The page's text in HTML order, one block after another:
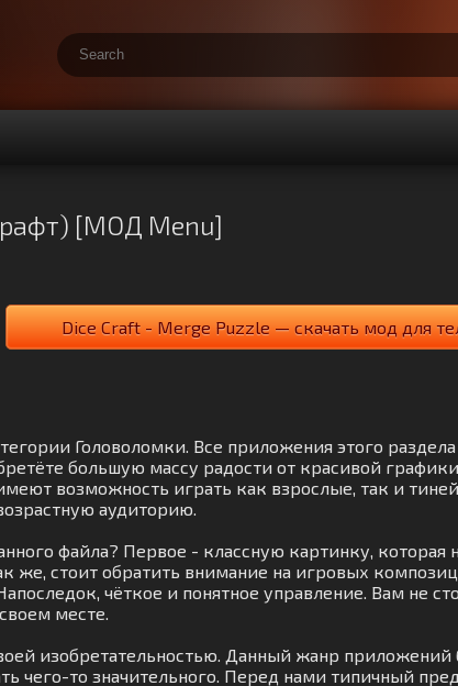
[МОД Menu]
Dice Craft - Merge Puzzle — скачать мод для
Головоломки. Все приложения этого
большую массу радости от красивой
возможность играть как взрослые, так и
аудиторию.
файла? Первое - классную картинку, которая
же, стоит обратить внимание на игровых
чёткое и понятное управление. Вам не
месте.
изобретательностью. Данный жанр
чего-то значительного. Перед нами типичный